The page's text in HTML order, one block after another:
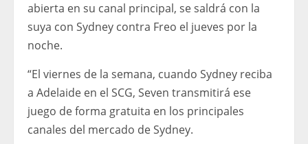
abierta en su canal principal, se saldrá con la
suya con Sydney contra Freo el jueves por la
noche.
“El viernes de la semana, cuando Sydney reciba
a Adelaide en el SCG, Seven transmitirá ese
juego de forma gratuita en los principales
canales del mercado de Sydney.